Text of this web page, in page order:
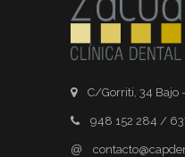
C/Gorriti, 34 Bajo
948 152 284 /
@